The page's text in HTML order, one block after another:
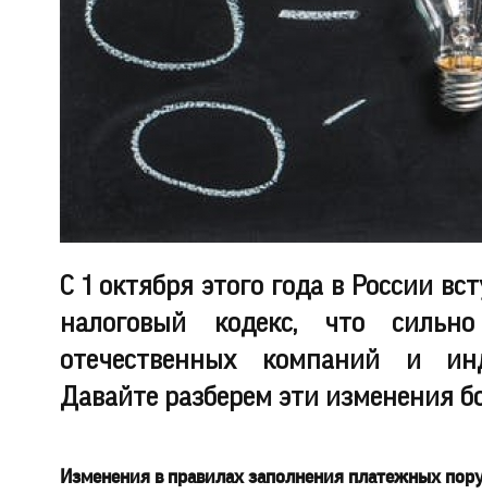
С 1 октября этого года в России
налоговый кодекс, что
отечественных компаний и
Давайте разберем эти изменения
Изменения в правилах заполнения платежных